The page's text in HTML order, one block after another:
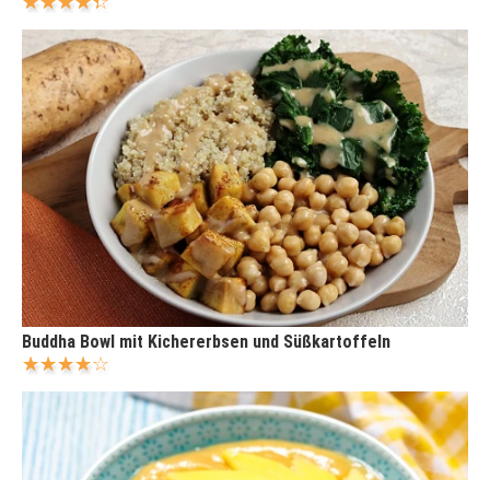
Buddha Bowl mit Kichererbsen und Süßkartoffeln